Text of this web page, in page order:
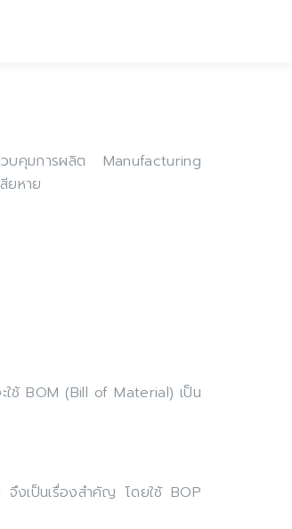
บคุมการผลิต Manufacturing
ยหาย
ช้ BOM (Bill of Material) เป็น
จึงเป็นเรื่องสำคัญ โดยใช้ BOP